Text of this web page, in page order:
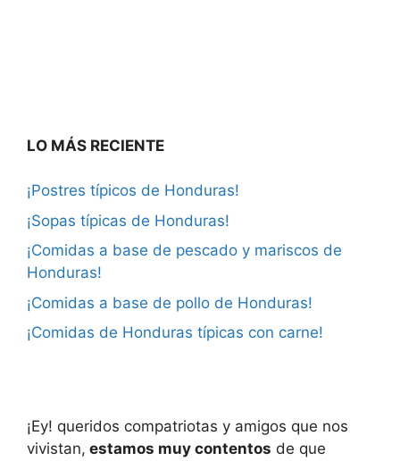
LO MÁS RECIENTE
¡Postres típicos de Honduras!
¡Sopas típicas de Honduras!
¡Comidas a base de pescado y mariscos de
Honduras!
¡Comidas a base de pollo de Honduras!
¡Comidas de Honduras típicas con carne!
¡Ey! queridos compatriotas y amigos que nos
vivistan, estamos muy contentos de que